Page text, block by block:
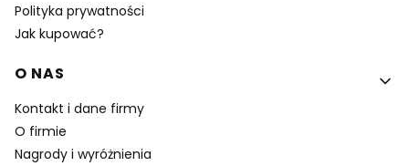
Polityka prywatności
Jak kupować?
O NAS
Kontakt i dane firmy
O firmie
Nagrody i wyróżnienia